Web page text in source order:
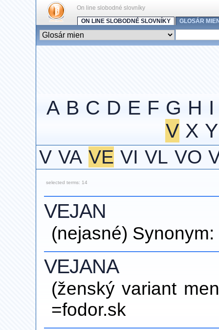
On line slobodné slovníky
ON LINE SLOBODNÉ SLOVNÍKY
GLOSÁR
A B C D E F G H I
V X Y
V VA VE VI VL VO
selected terms: 14
VEJAN
(nejasné)
VEJANA
(ženský variant
=fodor.sk